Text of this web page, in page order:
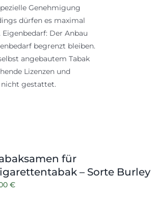
Genehmigung
dürfen es maximal
Eigenbedarf: Der Anbau
begrenzt bleiben.
angebautem Tabak
Lizenzen und
gestattet.
für
– Sorte Burley
€